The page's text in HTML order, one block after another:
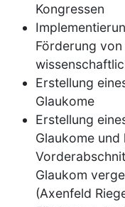
Kongressen
Förderung
Erstellung
Glaukome
Erstellung
Glaukome
Glaukom
(Axenfeld